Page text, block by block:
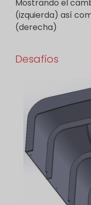
Mostrando el
(izquierda) así
(derecha)
Desafíos